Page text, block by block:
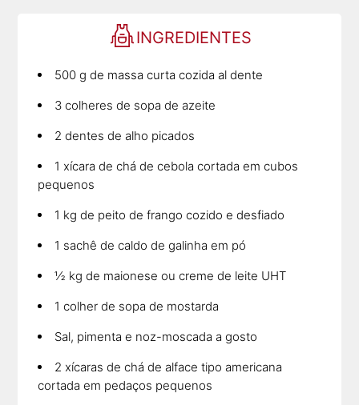
INGREDIENTES
500 g de massa curta cozida al dente
3 colheres de sopa de azeite
2 dentes de alho picados
1 xícara de chá de cebola cortada em cubos
pequenos
1 kg de peito de frango cozido e desfiado
1 sachê de caldo de galinha em pó
½ kg de maionese ou creme de leite UHT
1 colher de sopa de mostarda
Sal, pimenta e noz-moscada a gosto
2 xícaras de chá de alface tipo americana
cortada em pedaços pequenos